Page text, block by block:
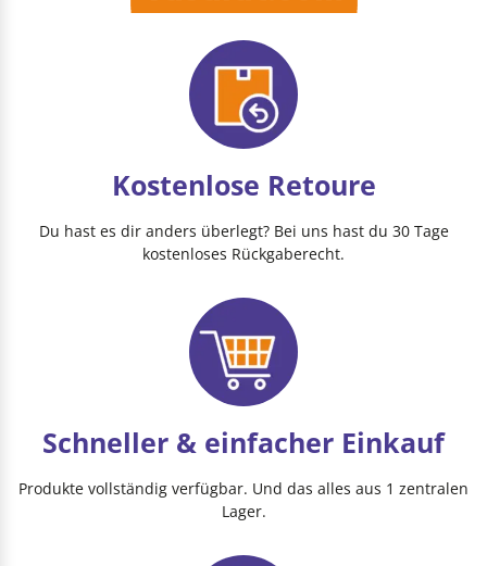
Kostenlose Retoure
Du hast es dir anders überlegt? Bei uns hast du 30 Tage
kostenloses Rückgaberecht.
Schneller & einfacher Einkauf
Produkte vollständig verfügbar. Und das alles aus 1 zentralen
Lager.